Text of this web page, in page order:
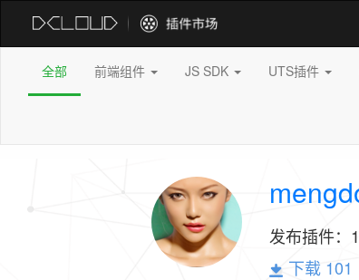
全部 前端组件 JS SDK UTS插件
发布插件： 1
下载 101